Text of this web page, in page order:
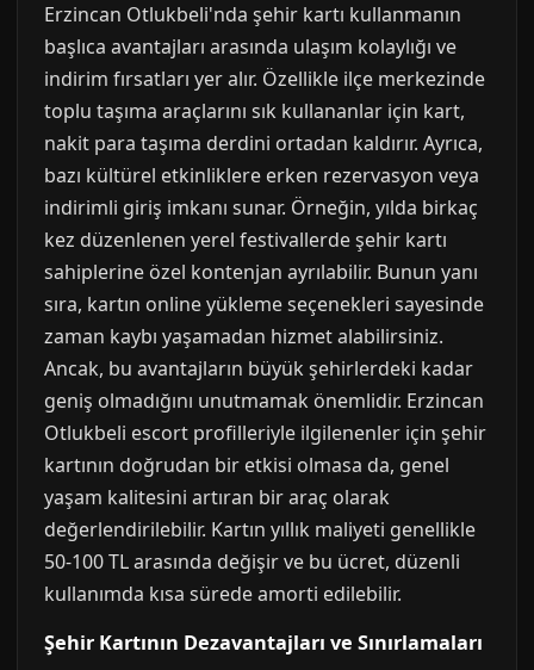
Erzincan Otlukbeli'nda şehir kartı kullanmanın
başlıca avantajları arasında ulaşım kolaylığı ve
indirim fırsatları yer alır. Özellikle ilçe merkezinde
toplu taşıma araçlarını sık kullananlar için kart,
nakit para taşıma derdini ortadan kaldırır. Ayrıca,
bazı kültürel etkinliklere erken rezervasyon veya
indirimli giriş imkanı sunar. Örneğin, yılda birkaç
kez düzenlenen yerel festivallerde şehir kartı
sahiplerine özel kontenjan ayrılabilir. Bunun yanı
sıra, kartın online yükleme seçenekleri sayesinde
zaman kaybı yaşamadan hizmet alabilirsiniz.
Ancak, bu avantajların büyük şehirlerdeki kadar
geniş olmadığını unutmamak önemlidir. Erzincan
Otlukbeli escort profilleriyle ilgilenenler için şehir
kartının doğrudan bir etkisi olmasa da, genel
yaşam kalitesini artıran bir araç olarak
değerlendirilebilir. Kartın yıllık maliyeti genellikle
50-100 TL arasında değişir ve bu ücret, düzenli
kullanımda kısa sürede amorti edilebilir.
Şehir Kartının Dezavantajları ve Sınırlamaları